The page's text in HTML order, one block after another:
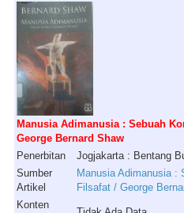
Manusia Adimanusia : Sebuah
George Bernard Shaw
Penerbitan
Jogjakarta : Bentang
Sumber
Artikel
Manusia Adimanusia :
Filsafat / George
Konten